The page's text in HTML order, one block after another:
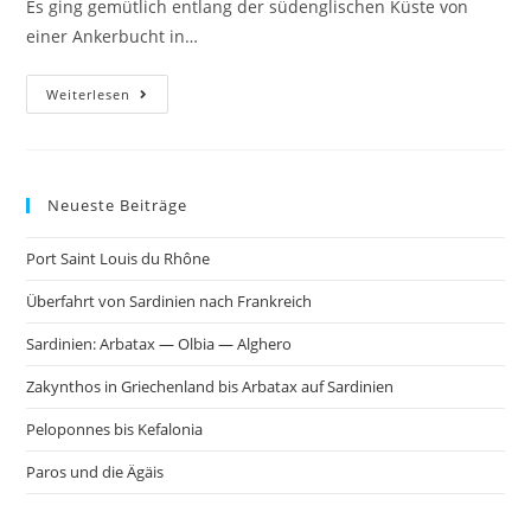
Es ging gemütlich entlang der südenglischen Küste von
einer Ankerbucht in…
Weiterlesen
Neueste Beiträge
Port Saint Louis du Rhône
Überfahrt von Sardinien nach Frankreich
Sardinien: Arbatax — Olbia — Alghero
Zakynthos in Griechenland bis Arbatax auf Sardinien
Peloponnes bis Kefalonia
Paros und die Ägäis